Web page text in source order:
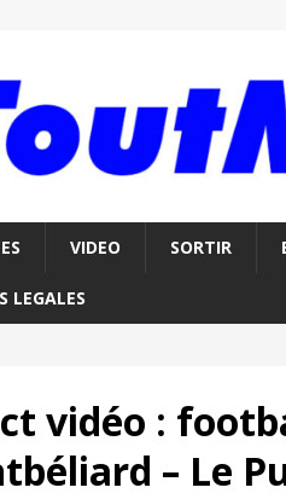
VIDEO SORTIR
LEGALES
vidéo :
– Le